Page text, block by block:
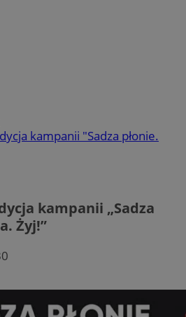
kampanii "Sadza płonie.
kampanii „Sadza
Żyj!”